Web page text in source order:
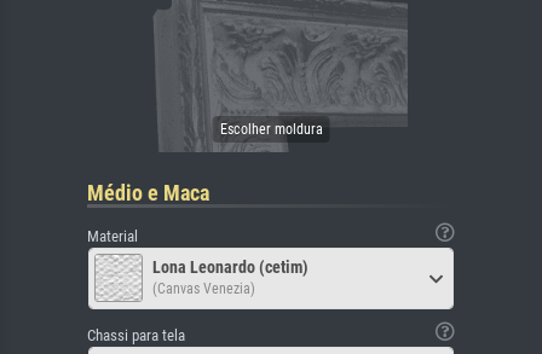
Médio e Maca
Material
Lona Leonardo (cetim)
(Canvas Venezia)
Chassi para tela